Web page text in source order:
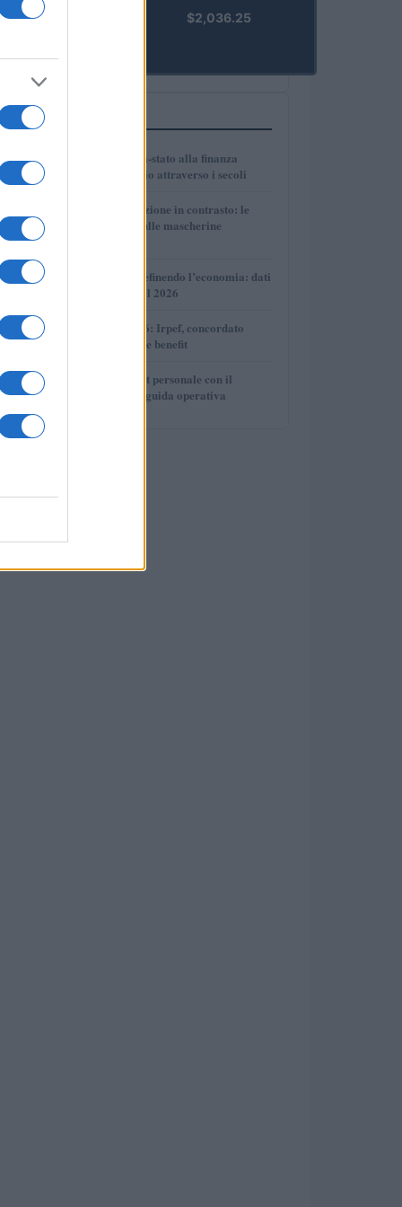
PRIME)
$2,036.25
PIÙ LETTI
1
Dalle antiche città-stato alla finanza
globale: un viaggio attraverso i secoli
2
Governo e opposizione in contrasto: le
accuse di Conte sulle mascherine
3
Come l’IA sta ridefinendo l’economia: dati
e prospettive per il 2026
4
Novità fiscali 2026: Irpef, concordato
preventivo e fringe benefit
5
Cash management personale con il
sistema a bucket: guida operativa